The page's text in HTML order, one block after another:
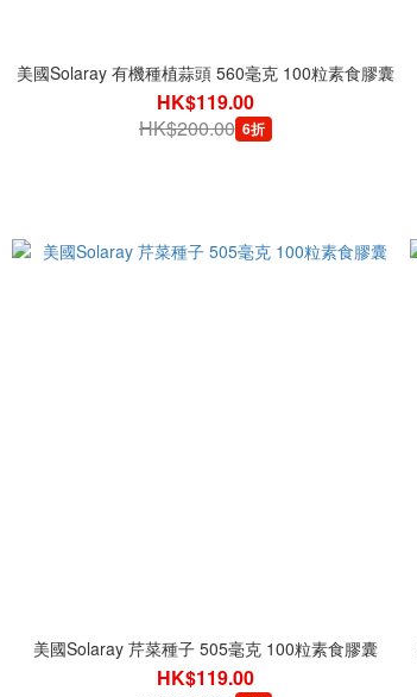
美國Solaray 有機種植蒜頭 560毫克 100粒素食膠囊
HK$119.00
HK$200.00 6折
美國Solaray 芹菜種子 505毫克 100粒素食膠囊
HK$119.00